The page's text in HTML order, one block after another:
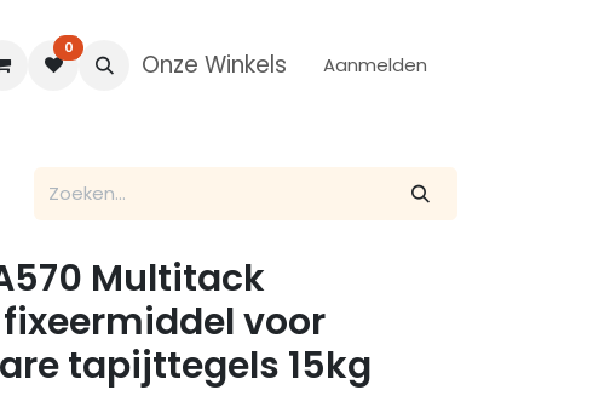
Blogs
0
Onze Winkels Aanmelden
Multitack
voor
tapijttegels 15kg